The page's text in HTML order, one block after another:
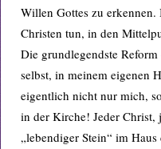
Willen Gottes zu
Christen tun, in den
Die grundlegendste
selbst, in meinem eigenen
eigentlich nicht nur mich,
in der Kirche! Jeder Christ,
„lebendiger Stein“ im